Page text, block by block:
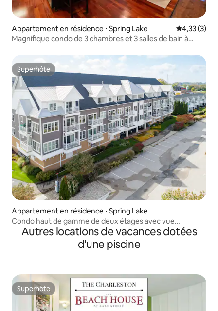
Appartement en résidence ⋅ Spring Lake Évaluation
4,33 (3)
Magnifique condo de 3 chambres et 3 salles de bain à
Superhôte
Superhôte
Appartement en résidence ⋅ Spring Lake
Condo haut de gamme de deux étages avec vue
imprenable sur le lac
Autres locations de vacances dotées
d'une piscine
Superhôte
Superhôte